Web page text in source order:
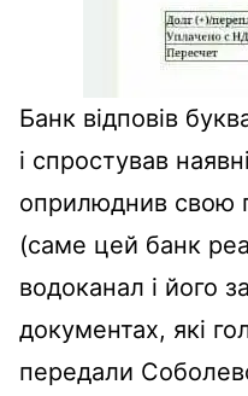
Банк відповів
і спростував
оприлюднив свою
(саме цей банк
водоканал і його
документах, які
передали